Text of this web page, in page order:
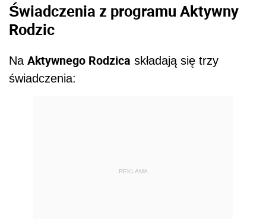
Świadczenia z programu Aktywny
Rodzic
Na Aktywnego Rodzica składają się trzy
świadczenia:
REKLAMA